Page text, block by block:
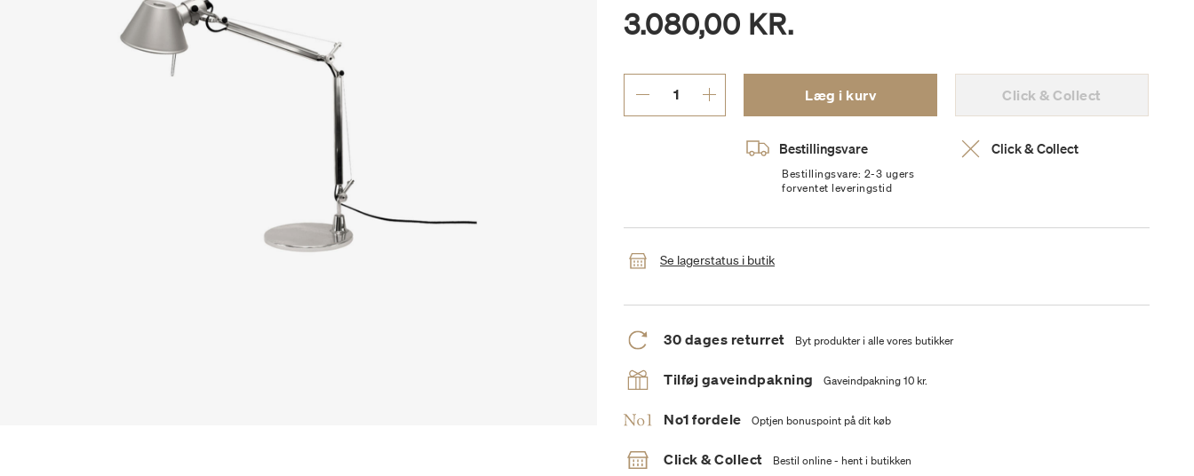
3.080,00 KR.
Læg i kurv Click & Collect
Bestillingsvare
Bestillingsvare: 2-3 ugers
forventet leveringstid
Click & Collect
Se lagerstatus i butik
30 dages returret Byt produkter i alle vores butikker
Tilføj gaveindpakning Gaveindpakning 10 kr.
No1 fordele Optjen bonuspoint på dit køb
Click & Collect Bestil online - hent i butikken